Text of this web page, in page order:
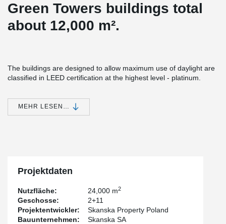
Green Towers buildings total
about 12,000 m².
The buildings are designed to allow maximum use of daylight are
classified in LEED certification at the highest level - platinum.
Beams based on hidden PCs
column connectors and MODIX
MEHR LESEN…
Projektdaten
Nutzfläche: 24,000 m2
Geschosse:
2+11
Projektentwickler:
Skanska Property Poland
Bauunternehmen:
Skanska SA